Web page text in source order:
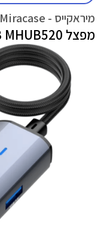
מיראקייס - Miracase
מפצל USB MHUB520